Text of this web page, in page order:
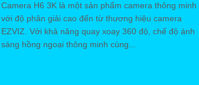
Camera H6 3K là một sản phẩm camera thông minh
với độ phân giải cao đến từ thương hiệu camera
EZVIZ. Với khả năng quay xoay 360 độ, chế độ ánh
sáng hồng ngoại thông minh cùng...